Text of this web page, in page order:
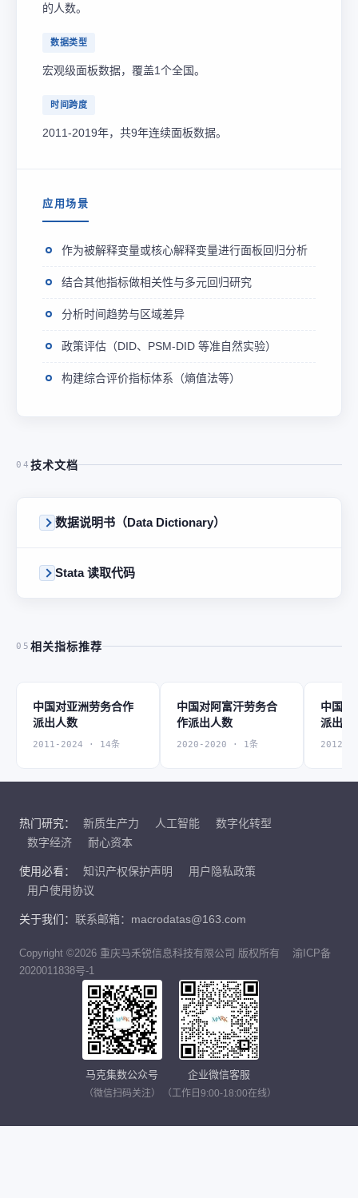
的人数。
数据类型
宏观级面板数据，覆盖1个全国。
时间跨度
2011-2019年，共9年连续面板数据。
应用场景
作为被解释变量或核心解释变量进行面板回归分析
结合其他指标做相关性与多元回归研究
分析时间趋势与区域差异
政策评估（DID、PSM-DID 等准自然实验）
构建综合评价指标体系（熵值法等）
04 技术文档
数据说明书（Data Dictionary）
Stata 读取代码
05 相关指标推荐
中国对亚洲劳务合作
派出人数
2011-2024 · 14条
中国对阿富汗劳务合
作派出人数
2020-2020 · 1条
中国对
派出人
2012-
热门研究： 新质生产力 人工智能
数字化转型
数字经济
耐心资本
使用必看： 知识产权保护声明
用户隐私政策
用户使用协议
关于我们： 联系邮箱：macrodatas@163.com
Copyright ©2026 重庆马禾锐信息科技有限公司 版权所有
渝ICP备
2020011838号-1
马克集数公众号
（微信扫码关注）
企业微信客服
（工作日9:00-18:00在线）